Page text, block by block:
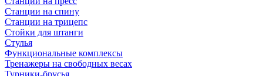
Станции на спину
Станции на трицепс
Стойки для штанги
Стулья
Функциональные комплексы
Тренажеры на свободных весах
Турники-брусья